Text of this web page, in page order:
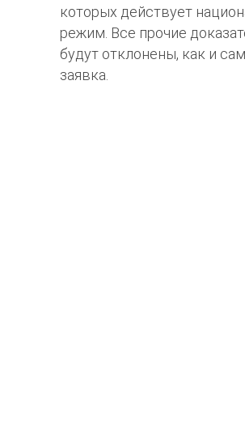
которых действует
режим. Все прочие
будут отклонены, как и
заявка.